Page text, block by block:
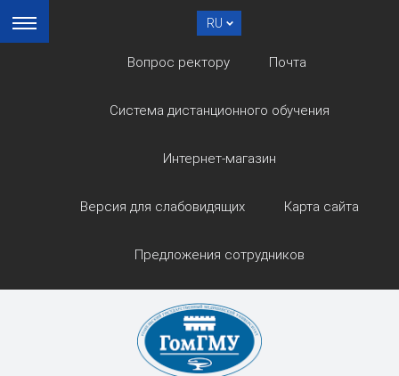
RU
Вопрос ректору Почта
Система дистанционного обучения
Интернет-магазин
Версия для слабовидящих Карта сайта
Предложения сотрудников